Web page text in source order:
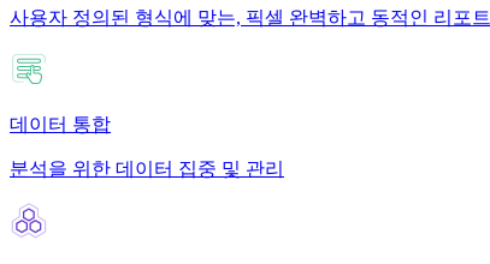
사용자 정의된 형식에 맞는, 픽셀 완벽하고 동적인 리포트
데이터 통합
분석을 위한 데이터 집중 및 관리